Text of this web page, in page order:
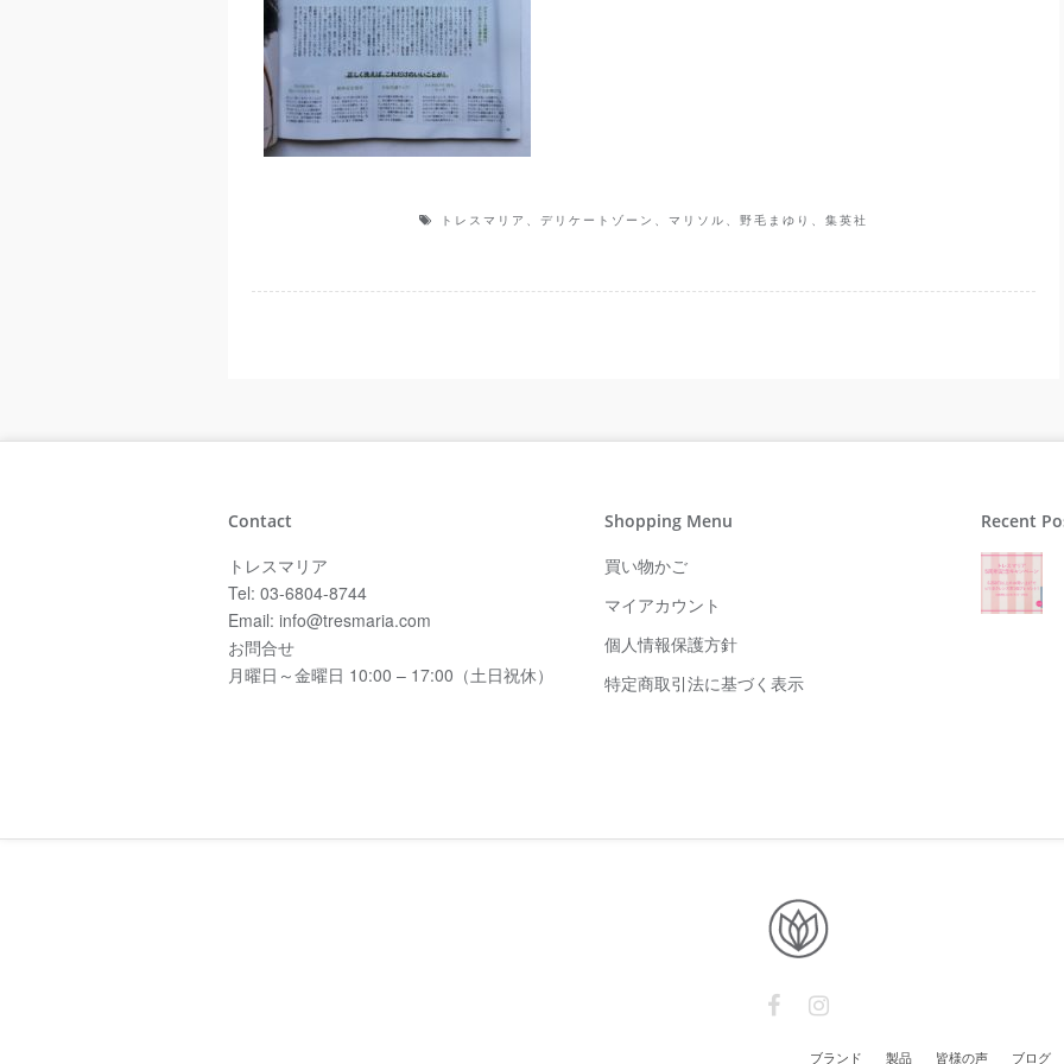
トレスマリア、デリケートゾーン、マリソル、野毛まゆり、集英社
Contact
トレスマリア
Tel: 03-6804-8744
Email: info@tresmaria.com
お問合せ
月曜日～金曜日 10:00 – 17:00（土日祝休）
Shopping Menu
買い物かご
マイアカウント
個人情報保護方針
特定商取引法に基づく表示
Recent
ブランド 製品 皆様の声 ブログ